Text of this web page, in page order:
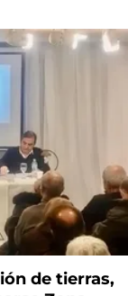
de tierras,